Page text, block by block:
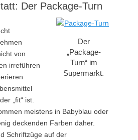
Der Package-Turn
Der
„Package-
Turn“ im
Supermarkt.
von
irreführen
„fit“ ist.
meistens in Babyblau oder
deckenden Farben daher.
Schriftzüge auf der